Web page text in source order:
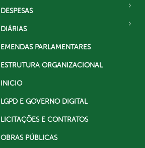
DESPESAS
DIÁRIAS
EMENDAS PARLAMENTARES
ESTRUTURA ORGANIZACIONAL
INICIO
LGPD E GOVERNO DIGITAL
LICITAÇÕES E CONTRATOS
OBRAS PÚBLICAS